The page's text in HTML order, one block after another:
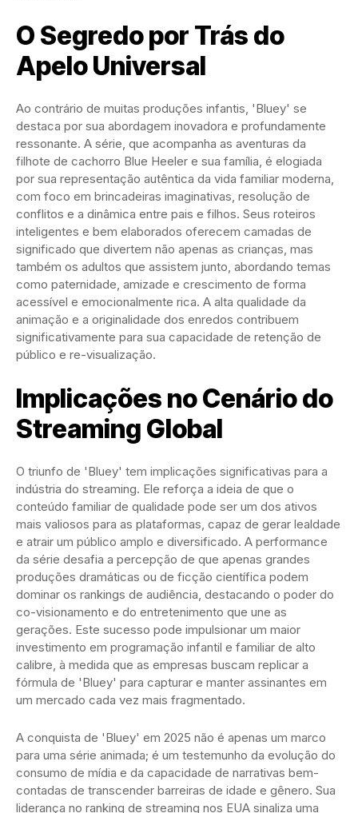
O Segredo por Trás do
Apelo Universal
Ao contrário de muitas produções infantis, 'Bluey' se
destaca por sua abordagem inovadora e profundamente
ressonante. A série, que acompanha as aventuras da
filhote de cachorro Blue Heeler e sua família, é elogiada
por sua representação autêntica da vida familiar moderna,
com foco em brincadeiras imaginativas, resolução de
conflitos e a dinâmica entre pais e filhos. Seus roteiros
inteligentes e bem elaborados oferecem camadas de
significado que divertem não apenas as crianças, mas
também os adultos que assistem junto, abordando temas
como paternidade, amizade e crescimento de forma
acessível e emocionalmente rica. A alta qualidade da
animação e a originalidade dos enredos contribuem
significativamente para sua capacidade de retenção de
público e re-visualização.
Implicações no Cenário do
Streaming Global
O triunfo de 'Bluey' tem implicações significativas para a
indústria do streaming. Ele reforça a ideia de que o
conteúdo familiar de qualidade pode ser um dos ativos
mais valiosos para as plataformas, capaz de gerar lealdade
e atrair um público amplo e diversificado. A performance
da série desafia a percepção de que apenas grandes
produções dramáticas ou de ficção científica podem
dominar os rankings de audiência, destacando o poder do
co-visionamento e do entretenimento que une as
gerações. Este sucesso pode impulsionar um maior
investimento em programação infantil e familiar de alto
calibre, à medida que as empresas buscam replicar a
fórmula de 'Bluey' para capturar e manter assinantes em
um mercado cada vez mais fragmentado.
A conquista de 'Bluey' em 2025 não é apenas um marco
para uma série animada; é um testemunho da evolução do
consumo de mídia e da capacidade de narrativas bem-
contadas de transcender barreiras de idade e gênero. Sua
liderança no ranking de streaming nos EUA sinaliza uma